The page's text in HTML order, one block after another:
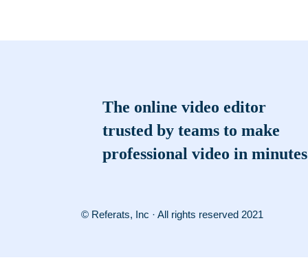
The online video editor
trusted by teams to make
professional video in minutes
© Referats, Inc · All rights reserved 2021